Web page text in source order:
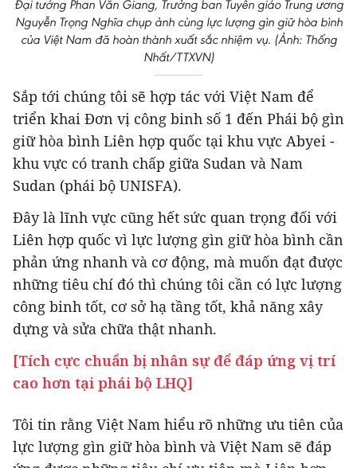
Đại tướng Phan Văn Giang, Trưởng ban Tuyên giáo Trung ương
Nguyễn Trọng Nghĩa chụp ảnh cùng lực lượng gìn giữ hòa bình
của Việt Nam đã hoàn thành xuất sắc nhiệm vụ. (Ảnh: Thống
Nhất/TTXVN)
Sắp tới chúng tôi sẽ hợp tác với Việt Nam để
triển khai Đơn vị công binh số 1 đến Phái bộ gìn
giữ hòa bình Liên hợp quốc tại khu vực Abyei -
khu vực có tranh chấp giữa Sudan và Nam
Sudan (phái bộ UNISFA).
Đây là lĩnh vực cũng hết sức quan trọng đối với
Liên hợp quốc vì lực lượng gìn giữ hòa bình cần
phản ứng nhanh và cơ động, mà muốn đạt được
những tiêu chí đó thì chúng tôi cần có lực lượng
công binh tốt, cơ sở hạ tầng tốt, khả năng xây
dựng và sửa chữa thật nhanh.
[Tích cực chuẩn bị nhân sự để đáp ứng vị trí
cao hơn tại phái bộ LHQ]
Tôi tin rằng Việt Nam hiểu rõ những ưu tiên của
lực lượng gìn giữ hòa bình và Việt Nam sẽ đáp